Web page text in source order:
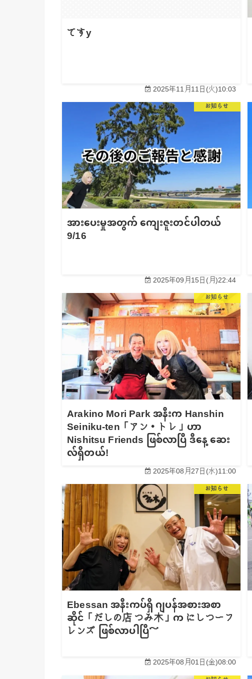
てすy
2025年11月11日(火)10:03
お知らせ
အားပေးမှုအတွက် ကျေးဇူးတင်ပါတယ်
9/16
2025年09月15日(月)22:44
お知らせ
Arakino Mori Park အနီးက Hanshin
Seiniku-ten「アン・トレ」ဟာ
Nishitsu Friends ဖြစ်လာပြီ ဒီနေ့ ဆေး
လ်ရှိတယ်!
2025年08月27日(水)11:00
お知らせ
Ebessan အနီးကပ်ရှိ ဂျပန်အစားအစာ
ဆိုင်「だしの店 つみ木」က にしつーフ
レンズ ဖြစ်လာပါပြီ～
2025年08月01日(金)08:00